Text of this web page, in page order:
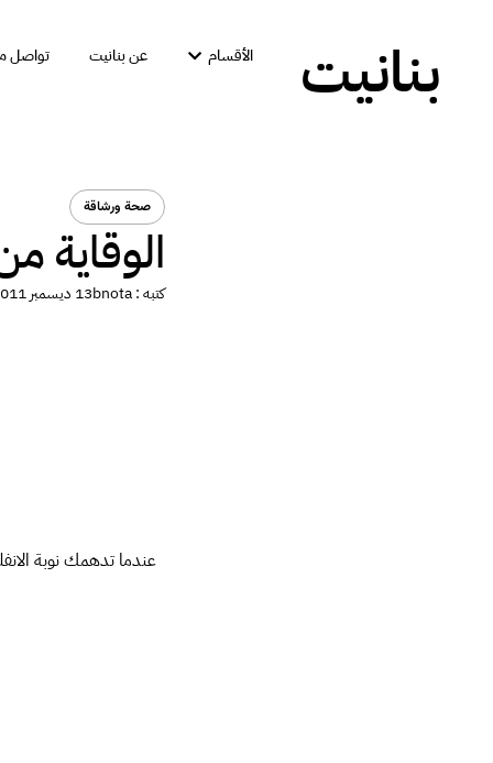
بنانيت الأقسام عن بنانيت تواصل
صحة ورشاقة
الوقاية
كتبه :bnota13 ديسمبر 2011
عندما تدهمك نوبة